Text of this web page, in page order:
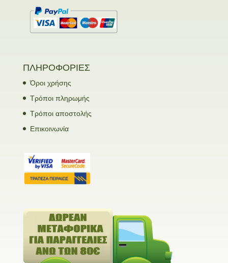
ΠΛΗΡΟΦΟΡΙΕΣ
Όροι χρήσης
Τρόποι πληρωμής
Τρόποι αποστολής
Επικοινωνία